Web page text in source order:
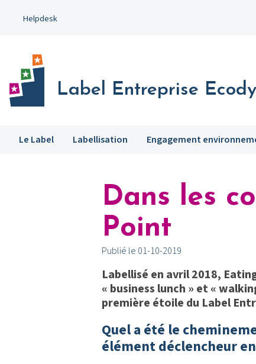
Helpdesk
Label Entreprise
Le Label Labellisation Engagement
Dans les
Point
Publié le 01-10-2019
Labellisé en avril 2018,
« business lunch » et «
première étoile du Label
Quel a été le
élément déclencheur